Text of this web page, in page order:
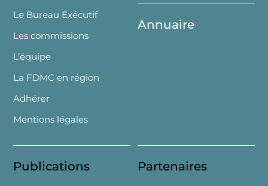
Le Bureau Exécutif
Les commissions
L’équipe
La FDMC en région
Adhérer
Mentions légales
Annuaire
Publications Partenaires